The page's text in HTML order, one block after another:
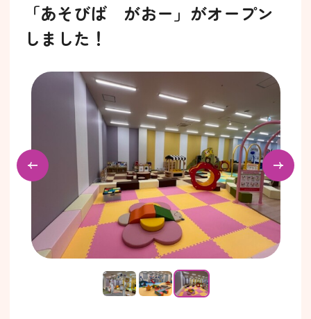
「あそびば がおー」がオープン
しました！